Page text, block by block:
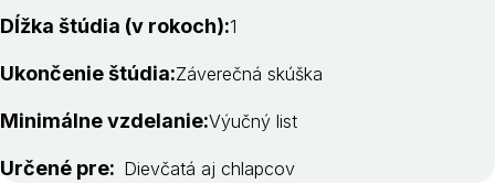
Dĺžka štúdia (v rokoch):1
Ukončenie štúdia:Záverečná skúška
Minimálne vzdelanie:Výučný list
Určené pre: Dievčatá aj chlapcov